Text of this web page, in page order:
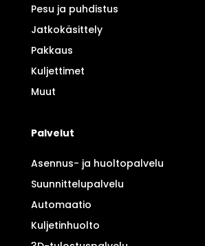
Pesu ja puhdistus
Jatkokäsittely
Pakkaus
Kuljettimet
Muut
Palvelut
Asennus- ja huoltopalvelu
Suunnittelupalvelu
Automaatio
Kuljetinhuolto